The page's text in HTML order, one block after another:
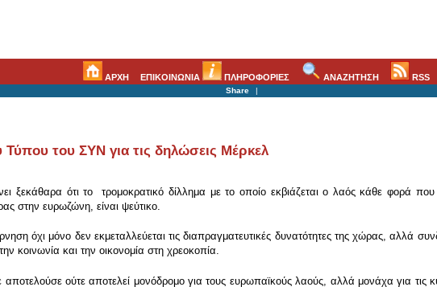
ΑΡΧΗ ΕΠΙΚΟΙΝΩΝΙΑ ΠΛΗΡΟΦΟΡΙΕΣ ΑΝΑΖΗΤΗΣΗ RSS
Share |
Τύπου του ΣΥΝ για τις δηλώσεις Μέρκελ
ξεκάθαρα ότι το τρομοκρατικό δίλλημα με το οποίο εκβιάζεται ο λαός κάθε φορά που
στην ευρωζώνη, είναι ψεύτικο.
όχι μόνο δεν εκμεταλλεύεται τις διαπραγματευτικές δυνατότητες της χώρας, αλλά
κοινωνία και την οικονομία στη χρεοκοπία.
αποτελούσε ούτε αποτελεί μονόδρομο για τους ευρωπαϊκούς λαούς, αλλά μονάχα για τις